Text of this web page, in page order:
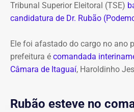
Tribunal Superior Eleitoral (TSE)
candidatura de Dr. Rubão
Ele foi afastado do cargo no ano
prefeitura é comandada
Câmara de Itaguaí, Haroldinho
Rubão esteve no